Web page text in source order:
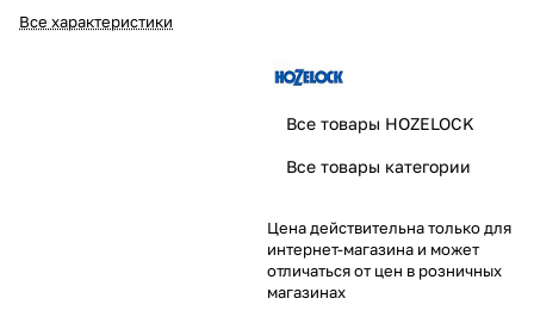
Все характеристики
Все товары HOZELOCK
Все товары категории
Цена действительна только для
интернет-магазина и может
отличаться от цен в розничных
магазинах
% картой любого банка
% будут
с вашей карты